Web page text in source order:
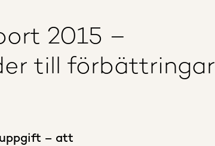
2015 –
till förbättringar
– att